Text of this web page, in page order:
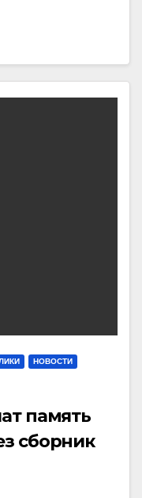
НОВОСТИ
память
сборник